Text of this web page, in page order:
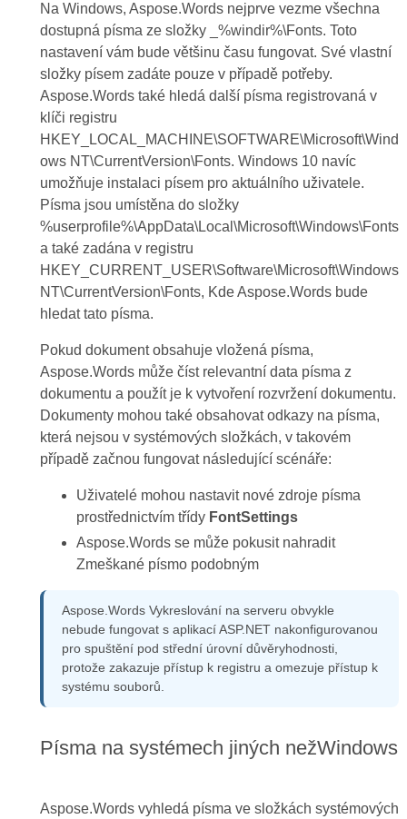
Na Windows, Aspose.Words nejprve vezme všechna
dostupná písma ze složky _%windir%\Fonts. Toto
nastavení vám bude většinu času fungovat. Své vlastní
složky písem zadáte pouze v případě potřeby.
Aspose.Words také hledá další písma registrovaná v
klíči registru
HKEY_LOCAL_MACHINE\SOFTWARE\Microsoft\Wind
ows NT\CurrentVersion\Fonts. Windows 10 navíc
umožňuje instalaci písem pro aktuálního uživatele.
Písma jsou umístěna do složky
%userprofile%\AppData\Local\Microsoft\Windows\Fonts
a také zadána v registru
HKEY_CURRENT_USER\Software\Microsoft\Windows
NT\CurrentVersion\Fonts, Kde Aspose.Words bude
hledat tato písma.
Pokud dokument obsahuje vložená písma,
Aspose.Words může číst relevantní data písma z
dokumentu a použít je k vytvoření rozvržení dokumentu.
Dokumenty mohou také obsahovat odkazy na písma,
která nejsou v systémových složkách, v takovém
případě začnou fungovat následující scénáře:
Uživatelé mohou nastavit nové zdroje písma
prostřednictvím třídy FontSettings
Aspose.Words se může pokusit nahradit
Zmeškané písmo podobným
Aspose.Words Vykreslování na serveru obvykle
nebude fungovat s aplikací ASP.NET nakonfigurovanou
pro spuštění pod střední úrovní důvěryhodnosti,
protože zakazuje přístup k registru a omezuje přístup k
systému souborů.
Písma na systémech jiných nežWindows
Aspose.Words vyhledá písma ve složkách systémových